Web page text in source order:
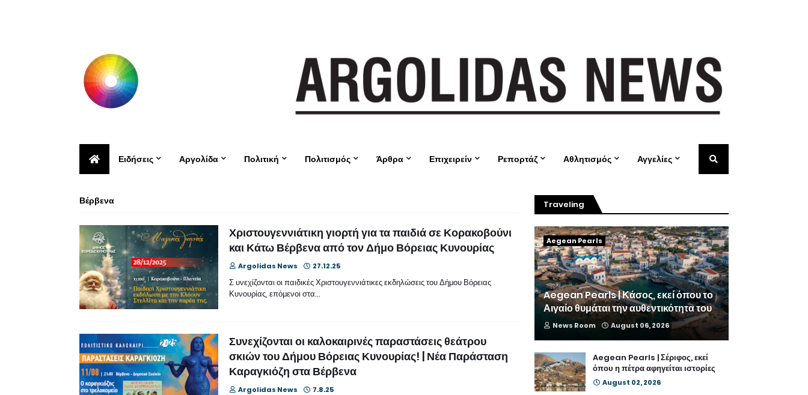
Ειδήσεις Αργολίδα Πολιτική Πολιτισμός Άρθρα Επιχειρείν Ρεπορτάζ Αθλητισμός Αγγελίες
Βέρβενα
Χριστουγεννιάτικη γιορτή για τα παιδιά σε Κορακοβούνι
και Κάτω Βέρβενα από τον Δήμο Βόρειας Κυνουρίας
Argolidas News 27.12.25
Σ υνεχίζονται οι παιδικές Χριστουγεννιάτικες εκδηλώσεις του Δήμου Βόρειας
Κυνουρίας, επόμενοι στα…
Συνεχίζονται οι καλοκαιρινές παραστάσεις θεάτρου
σκιών του Δήμου Βόρειας Κυνουρίας! | Νέα Παράσταση
Καραγκιόζη στα Βέρβενα
Argolidas News 7.8.25
Traveling
Aegean Pearls
Aegean Pearls | Κάσος, εκεί όπου το
Αιγαίο θυμάται την αυθεντικότητα του
News Room August 06, 2026
Aegean Pearls | Σέριφος, εκεί
όπου η πέτρα αφηγείται ιστορίες
August 02, 2026